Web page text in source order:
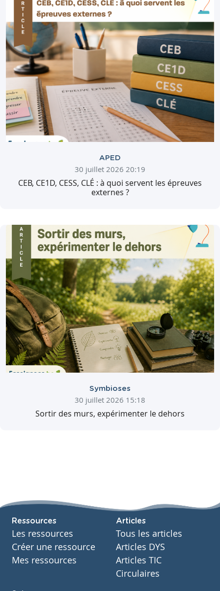
APED
30 juillet 2026 20:19
CEB, CE1D, CESS, CLÉ : à quoi servent les épreuves
externes ?
Symbioses
30 juillet 2026 15:18
Sortir des murs, expérimenter le dehors
Ressources
Les ressources
Créer une ressource
Mes ressources
Articles
Tous les articles
Articles DYS
Articles TIC
Circulaires